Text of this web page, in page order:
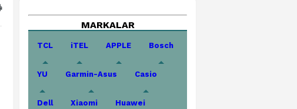
MARKALAR
TCL iTEL APPLE Bosch
YU Garmin-Asus Casio
Dell Xiaomi Huawei